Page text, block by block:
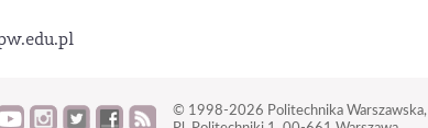
© 1998-2026 Politechnika Warszawska,